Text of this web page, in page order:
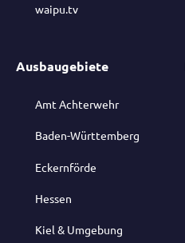
waipu.tv
Ausbaugebiete
Amt Achterwehr
Baden-Württemberg
Eckernförde
Hessen
Kiel & Umgebung